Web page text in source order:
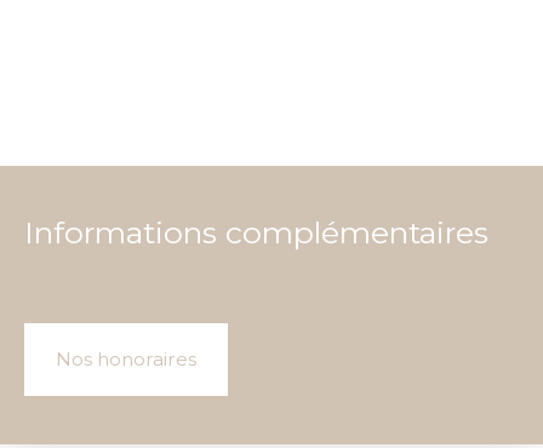
Informations complémentaires
Nos honoraires